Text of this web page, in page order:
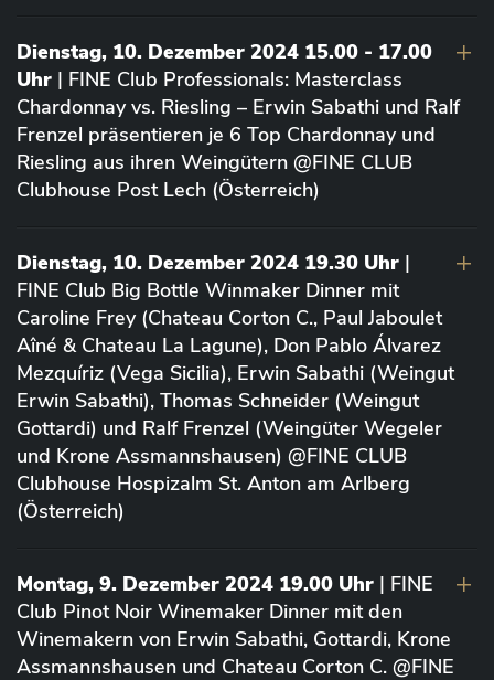
Dienstag, 10. Dezember 2024 15.00 - 17.00
Uhr | FINE Club Professionals: Masterclass
Chardonnay vs. Riesling – Erwin Sabathi und Ralf
Frenzel präsentieren je 6 Top Chardonnay und
Riesling aus ihren Weingütern @FINE CLUB
Clubhouse Post Lech (Österreich)
Dienstag, 10. Dezember 2024 19.30 Uhr |
FINE Club Big Bottle Winmaker Dinner mit
Caroline Frey (Chateau Corton C., Paul Jaboulet
Aîné & Chateau La Lagune), Don Pablo Álvarez
Mezquíriz (Vega Sicilia), Erwin Sabathi (Weingut
Erwin Sabathi), Thomas Schneider (Weingut
Gottardi) und Ralf Frenzel (Weingüter Wegeler
und Krone Assmannshausen) @FINE CLUB
Clubhouse Hospizalm St. Anton am Arlberg
(Österreich)
Montag, 9. Dezember 2024 19.00 Uhr | FINE
Club Pinot Noir Winemaker Dinner mit den
Winemakern von Erwin Sabathi, Gottardi, Krone
Assmannshausen und Chateau Corton C. @FINE